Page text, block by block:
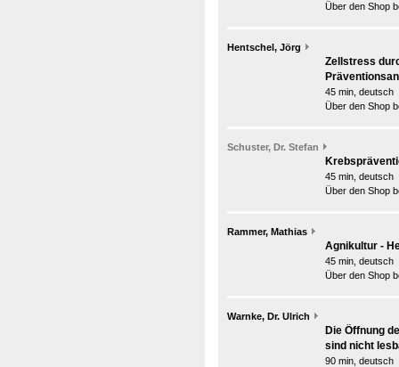
Über den Shop
Hentschel, Jörg
Zellstress
45 min, deutsch
Über den Shop
Schuster, Dr. Stefan
45 min, deutsch
Über den Shop
Rammer, Mathias
Agnikultur -
45 min, deutsch
Über den Shop
Warnke, Dr. Ulrich
Die Öffnung
sind nicht
90 min, deutsch